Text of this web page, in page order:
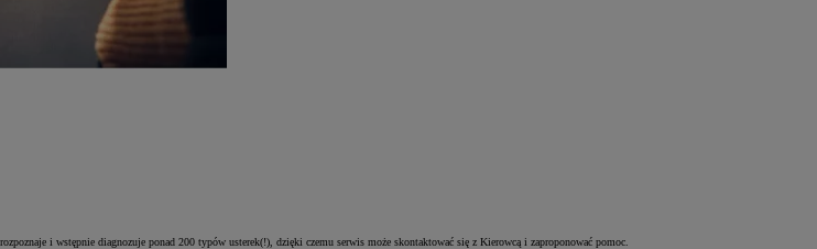
i wstępnie diagnozuje ponad 200 typów usterek(!), dzięki czemu serwis może skontaktować się z Kierowcą i zaproponować pomoc.